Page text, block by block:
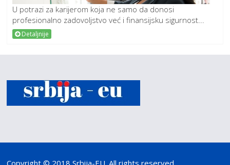
U potrazi za karijerom koja ne samo da donosi
profesionalno zadovoljstvo već i finansijsku sigurnost...
Detaljnije
Copyright © 2018 Srbija-EU. All rights reserved.